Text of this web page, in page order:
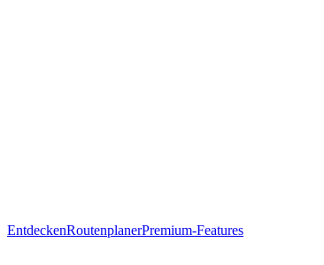
EntdeckenRoutenplanerPremium-Features